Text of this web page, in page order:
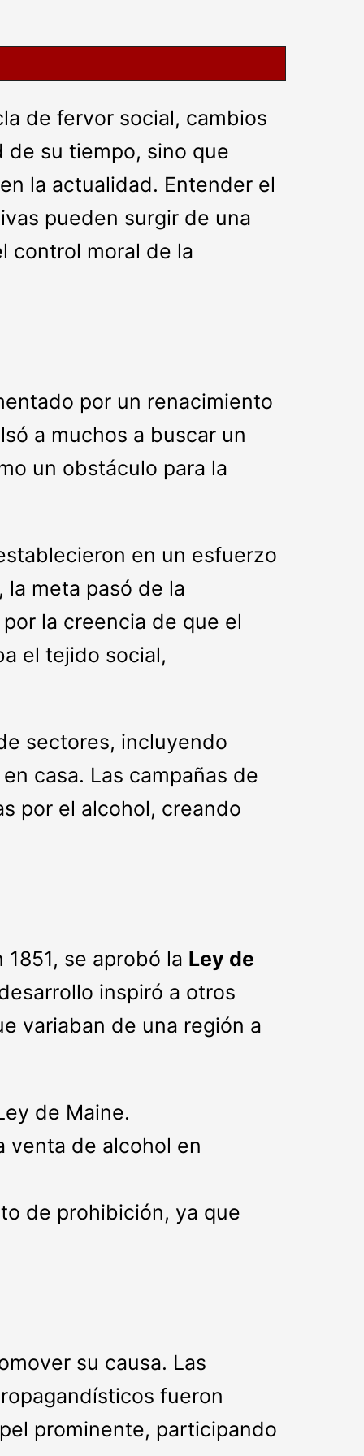
de fervor social, cambios
su tiempo, sino que
la actualidad. Entender el
pueden surgir de una
control moral de la
por un renacimiento
a muchos a buscar un
un obstáculo para la
en un esfuerzo
meta pasó de la
la creencia de que el
el tejido social,
sectores, incluyendo
casa. Las campañas de
por el alcohol, creando
se aprobó la Ley de
inspiró a otros
variaban de una región a
de Maine.
venta de alcohol en
de prohibición, ya que
su causa. Las
fueron
prominente, participando